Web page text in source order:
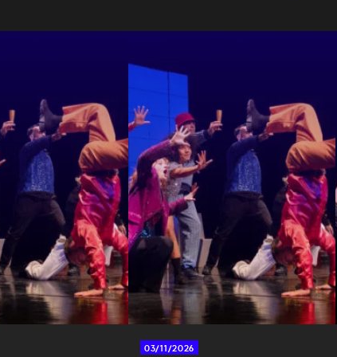
PARTAGER À MES AMIS
03/11/2026